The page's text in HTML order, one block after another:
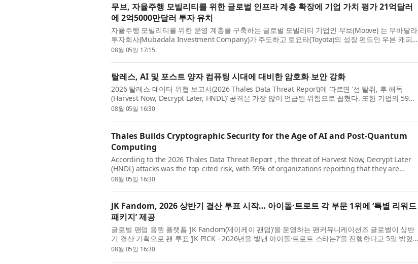
무브, 자율주행 모빌리티를 위한 글로벌 인프라 계층 확장에 기업 가치 평가 21억달러
에 2억5000만달러 투자 유치
자율주행 모빌리티를 위한 운영 계층을 구축하는 글로벌 모빌리티 기업인 무브(Moove) 는 무바달라
투자회사(Mubadala Investment Company)가 주도하고 토요타(Toyota)의 성장 펀드인 우븐 캐피
털(Woven Capital)과 아이온 퍼시픽(Ion Pacific)이 공동 주도한 시리즈...
08월 05일 17:15
탈레스, AI 및 포스트 양자 컴퓨팅 시대에 대비한 암호화 보안 강화
2026 탈레스 데이터 위협 보고서(2026 Thales Data Threat Report)에 따르면 ‘선 탈취, 후 해독
(Harvest Now, Decrypt Later, HNDL)’ 공격은 가장 많이 언급된 위험으로 꼽혔다. 또한 기업의 59%
가 양자 시대에 대비해 양자 내성 암호(PQC) 알고리즘의 프로토타입을 ...
08월 05일 16:30
Thales Builds Cryptographic Security for the Age of AI and Post-Quantum
Computing
According to the 2026 Thales Data Threat Report , the threat of Harvest Now, Decrypt Later
(HNDL) attacks was the top-cited risk, with 59% of organizations reporting that they are
prototyping and evaluating post-quantum cryptography (PQC) algorith...
08월 05일 16:30
JK Fandom, 2026 상반기 결산 투표 시작… 아이돌·트로트 각 부문 1위에 ‘특별 리워드
패키지’ 제공
글로벌 팬덤 응원 플랫폼 ‘JK Fandom(제이케이 팬덤)’을 운영하는 팬커뮤니케이션즈 글로벌이 상반
기 결산 기획으로 팬 투표 ‘JK PICK - 2026년을 빛낸 아이돌·트로트 스타는?’을 진행한다고 5일 밝혔
다. 투표는 지난 4일 시작돼 17일까지 2주간 이어진다. 아이돌 부...
08월 05일 16:30